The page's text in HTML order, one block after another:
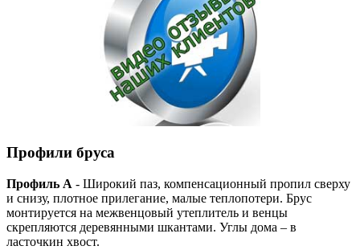
Профили бруса
Профиль А - Широкий паз, компенсационный пропил сверху
и снизу, плотное прилегание, малые теплопотери. Брус
монтируется на межвенцовый утеплитель и венцы
скрепляются деревянными шкантами. Углы дома – в
ласточкин хвост.